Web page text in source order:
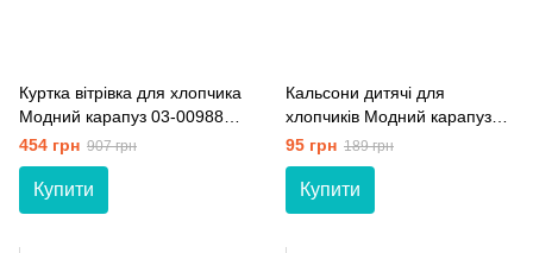
Куртка вітрівка для хлопчика
Модний карапуз 03-00988
блакитний 110 см (5 років)
454 грн 907 грн
Купити
Кальсони дитячі для
хлопчиків Модний карапуз
03-01068 сірий 104 см (4
роки)
95 грн 189 грн
Купити